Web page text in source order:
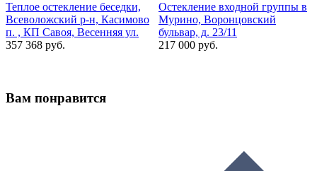
Теплое остекление беседки,
Всеволожский р-н, Касимово
п. , КП Савоя, Весенняя ул.
357 368 руб.
Остекление входной группы в
Мурино, Воронцовский
бульвар, д. 23/11
217 000 руб.
Вам понравится